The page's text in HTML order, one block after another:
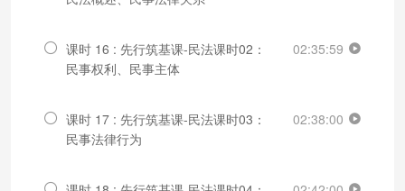
课时 16 : 先行筑基课-民法课时02：
民事权利、民事主体
02:35:59
课时 17 : 先行筑基课-民法课时03：
民事法律行为
02:38:00